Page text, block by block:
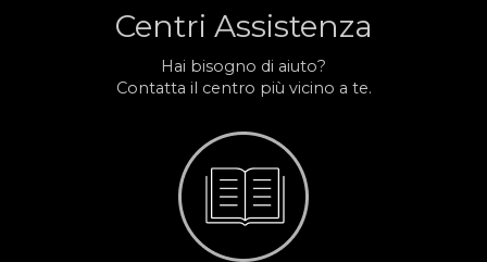
Centri Assistenza
Hai bisogno di aiuto?
Contatta il centro più vicino a te.